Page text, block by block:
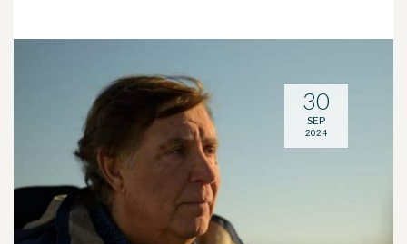
30
SEP
2024